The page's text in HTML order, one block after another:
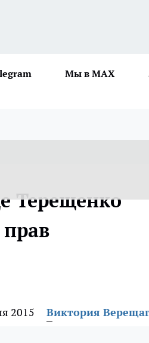
Мы в MAX
Терещенко
2015 Виктория